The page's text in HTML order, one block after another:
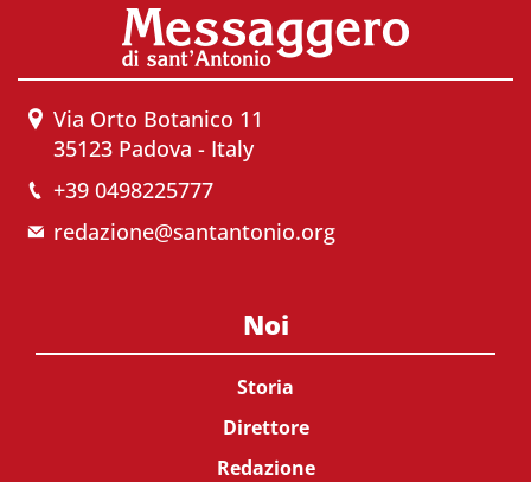
Via Orto Botanico 11
35123 Padova - Italy
+39 0498225777
redazione@santantonio.org
Noi
Storia
Direttore
Redazione